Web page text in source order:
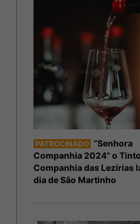
PATROCINADO “Senhora
Companhia 2024” o
Companhia das Lezírias
dia de São Martinho